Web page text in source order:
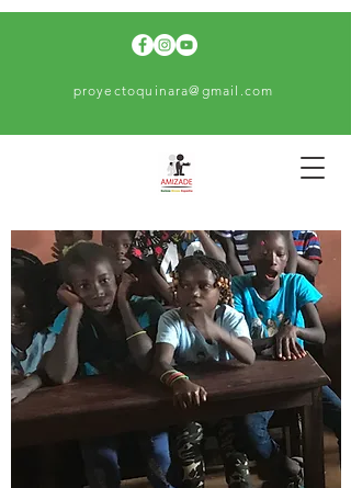
proyectoquinara@gmail.com